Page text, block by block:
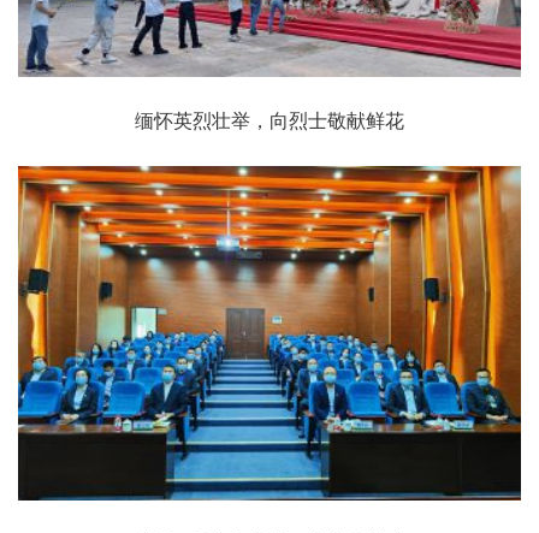
缅怀英烈壮举，向烈士敬献鲜花